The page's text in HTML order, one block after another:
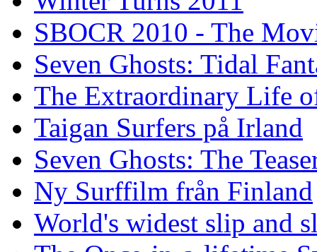
SBOCR 2010 - The
Seven Ghosts: Tidal
The Extraordinary Life
Taigan Surfers på Irland
Seven Ghosts: The
Ny Surffilm från Finland
World's widest slip and